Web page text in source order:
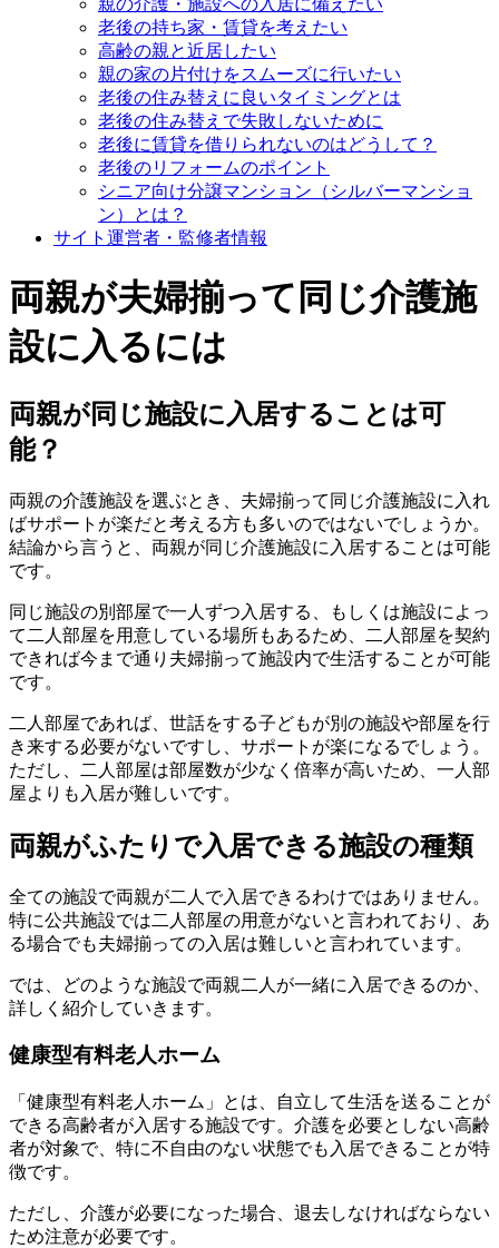
親の介護・施設への入居に備えたい
老後の持ち家・賃貸を考えたい
高齢の親と近居したい
親の家の片付けをスムーズに行いたい
老後の住み替えに良いタイミングとは
老後の住み替えで失敗しないために
老後に賃貸を借りられないのはどうして？
老後のリフォームのポイント
シニア向け分譲マンション（シルバーマンショ
ン）とは？
サイト運営者・監修者情報
両親が夫婦揃って同じ介護施
設に入るには
両親が同じ施設に入居することは可
能？
両親の介護施設を選ぶとき、夫婦揃って同じ介護施設に入れ
ばサポートが楽だと考える方も多いのではないでしょうか。
結論から言うと、両親が同じ介護施設に入居することは可能
です。
同じ施設の別部屋で一人ずつ入居する、もしくは施設によっ
て二人部屋を用意している場所もあるため、二人部屋を契約
できれば今まで通り夫婦揃って施設内で生活することが可能
です。
二人部屋であれば、世話をする子どもが別の施設や部屋を行
き来する必要がないですし、サポートが楽になるでしょう。
ただし、二人部屋は部屋数が少なく倍率が高いため、一人部
屋よりも入居が難しいです。
両親がふたりで入居できる施設の種類
全ての施設で両親が二人で入居できるわけではありません。
特に公共施設では二人部屋の用意がないと言われており、あ
る場合でも夫婦揃っての入居は難しいと言われています。
では、どのような施設で両親二人が一緒に入居できるのか、
詳しく紹介していきます。
健康型有料老人ホーム
「健康型有料老人ホーム」とは、自立して生活を送ることが
できる高齢者が入居する施設です。介護を必要としない高齢
者が対象で、特に不自由のない状態でも入居できることが特
徴です。
ただし、介護が必要になった場合、退去しなければならない
ため注意が必要です。